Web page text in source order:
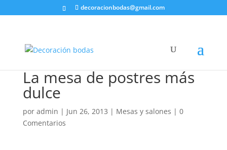
decoracionbodas@gmail.com
La mesa de postres más
dulce
por admin | Jun 26, 2013 | Mesas y salones | 0
Comentarios